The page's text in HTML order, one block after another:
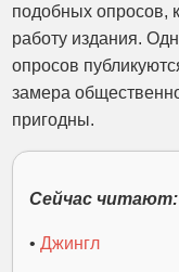
подобных опросов,
работу издания.
опросов
замера
пригодны.
Сейчас читают:
•Джингл